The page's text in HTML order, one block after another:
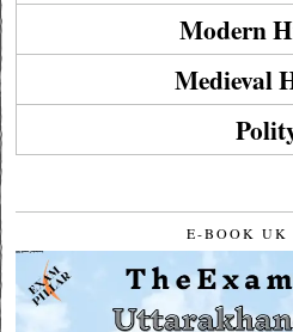
Modern
Medieval
E-BOOK UK